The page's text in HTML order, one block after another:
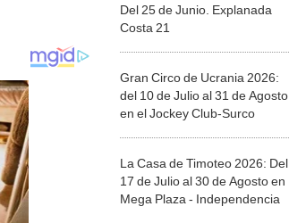
Del 25 de Junio. Explanada
Costa 21
Gran Circo de Ucrania 2026:
del 10 de Julio al 31 de Agosto
en el Jockey Club-Surco
La Casa de Timoteo 2026: Del
17 de Julio al 30 de Agosto en
Mega Plaza - Independencia